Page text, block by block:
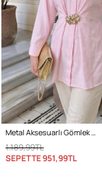
Metal Aksesuarlı Gömlek Y0142 - PEMBE
1.189,99TL
SEPETTE951,99TL